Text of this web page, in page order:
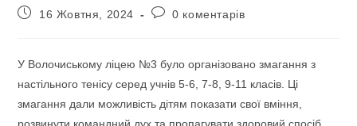
Запис16 Жовтня, 2024
Коментарі
0 коментарів
У Волочиському ліцею №3 було організовано змагання з
настільного тенісу серед учнів 5-6, 7-8, 9-11 класів. Ці
змагання дали можливість дітям показати свої вміння,